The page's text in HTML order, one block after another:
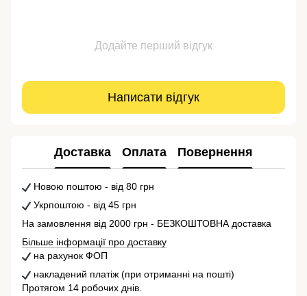
Додайте перший відгук
Написати відгук
Доставка Оплата Повернення
Новою поштою - від 80 грн
Укрпоштою - від 45 грн
На замовлення від 2000 грн - БЕЗКОШТОВНА доставка
Більше інформації про доставку
на рахунок ФОП
накладений платіж (при отриманні на пошті)
Протягом 14 робочих днів.